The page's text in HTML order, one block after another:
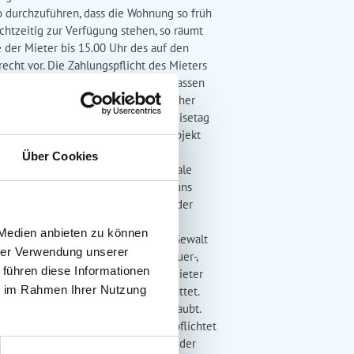
Über Cookies
anbieten zu können
Verwendung unserer
diese Informationen
Rahmen Ihrer Nutzung
dass die Wohnung so früh
zur Verfügung stehen, so räumt
Mieter bis 15.00 Uhr des auf den
vor. Die Zahlungspflicht des Mieters
rechtzeitig das Mietobjekt verlassen
worden ist und ein erheblicher
Vermieter hat das Recht, am Abreisetag
Personenzahl pro Mietobjekt
Die Belegung kann
ist für eine bestimmte maximale
In ausdrücklich von uns
Person (Babies und Kleinkinder
des Mietvertrages ohne
unverschuldet durch höhere Gewalt
Beispiele hierfür sind: Feuer-,
erstatten und versuchen, dem Mieter
ausgewiesenen Objekten gestattet.
in den Schlafzimmern nicht erlaubt.
dem Mietobjekt Der Mieter verpflichtet
Fehlbestände am Inventar hat der